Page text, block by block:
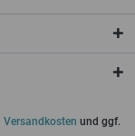
Versandkosten und ggf.